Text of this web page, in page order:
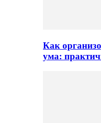
Как
ума: